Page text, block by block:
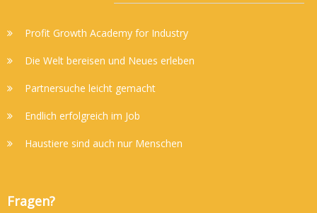
Profit Growth Academy for Industry
Die Welt bereisen und Neues erleben
Partnersuche leicht gemacht
Endlich erfolgreich im Job
Haustiere sind auch nur Menschen
Fragen?